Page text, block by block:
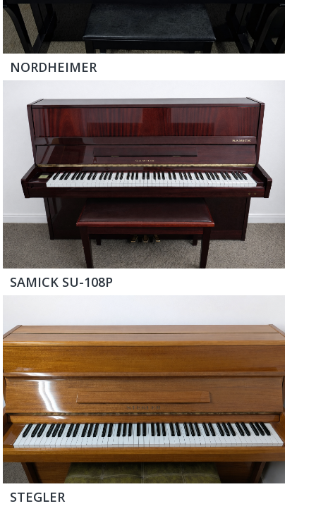
NORDHEIMER
SAMICK SU-108P
STEGLER